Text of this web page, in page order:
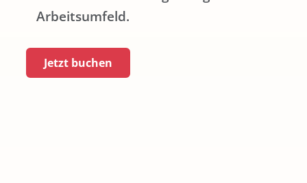
Arbeitsumfeld.
Jetzt buchen